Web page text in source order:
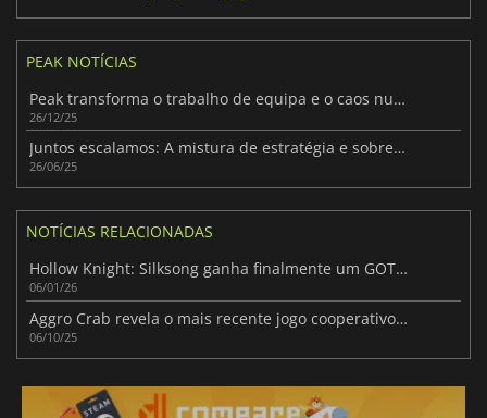
PEAK NOTÍCIAS
Peak transforma o trabalho de equipa e o caos num surpreendente bestseller
26/12/25
Juntos escalamos: A mistura de estratégia e sobrevivência da PEAK
26/06/25
NOTÍCIAS RELACIONADAS
Hollow Knight: Silksong ganha finalmente um GOTY sobre Expedition 33
06/01/26
Aggro Crab revela o mais recente jogo cooperativo caótico: Crashout Crew
06/10/25